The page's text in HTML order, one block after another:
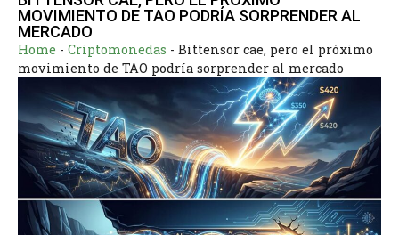
MOVIMIENTO DE TAO PODRÍA SORPRENDER AL
MERCADO
Home - Criptomonedas - Bittensor cae, pero el próximo
movimiento de TAO podría sorprender al mercado